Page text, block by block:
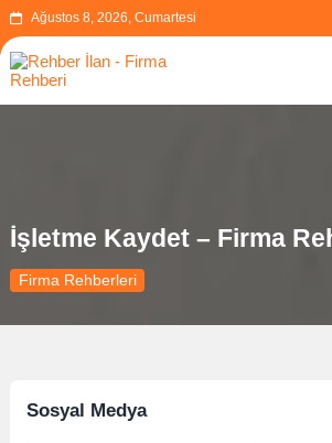
Ağustos 8, 2026, Cumartesi
İşletme Kaydet – Firma
Firma Rehberleri
Sosyal Medya